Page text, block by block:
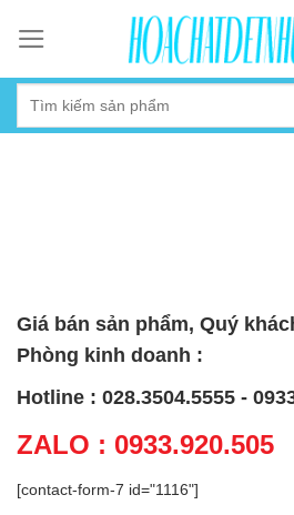
content
Giá bán sản phẩm, Quý
Phòng kinh doanh :
Hotline : 028.3504.5555 -
ZALO : 0933.920.505
[contact-form-7 id="1116"]